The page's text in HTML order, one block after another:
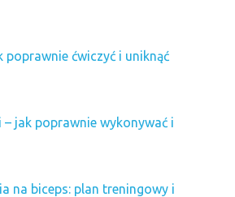
poprawnie ćwiczyć i uniknąć
jak poprawnie wykonywać i
na biceps: plan treningowy i